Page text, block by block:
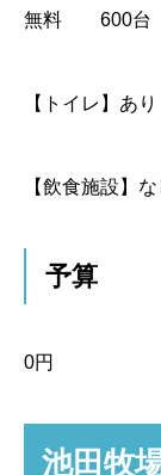
無料 600台
【トイレ】 あ
【飲食施設】
予算
0円
池田牧